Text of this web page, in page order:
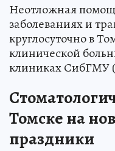
Неотложная
заболеваниях и
круглосуточно в
клинической
клиниках СибГМУ
Томске на
праздники